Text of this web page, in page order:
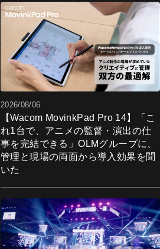
2026/08/06
【Wacom MovinkPad Pro 14】「こ
れ1台で、アニメの監督・演出の仕
事を完結できる」OLMグループに、
管理と現場の両面から導入効果を聞
いた